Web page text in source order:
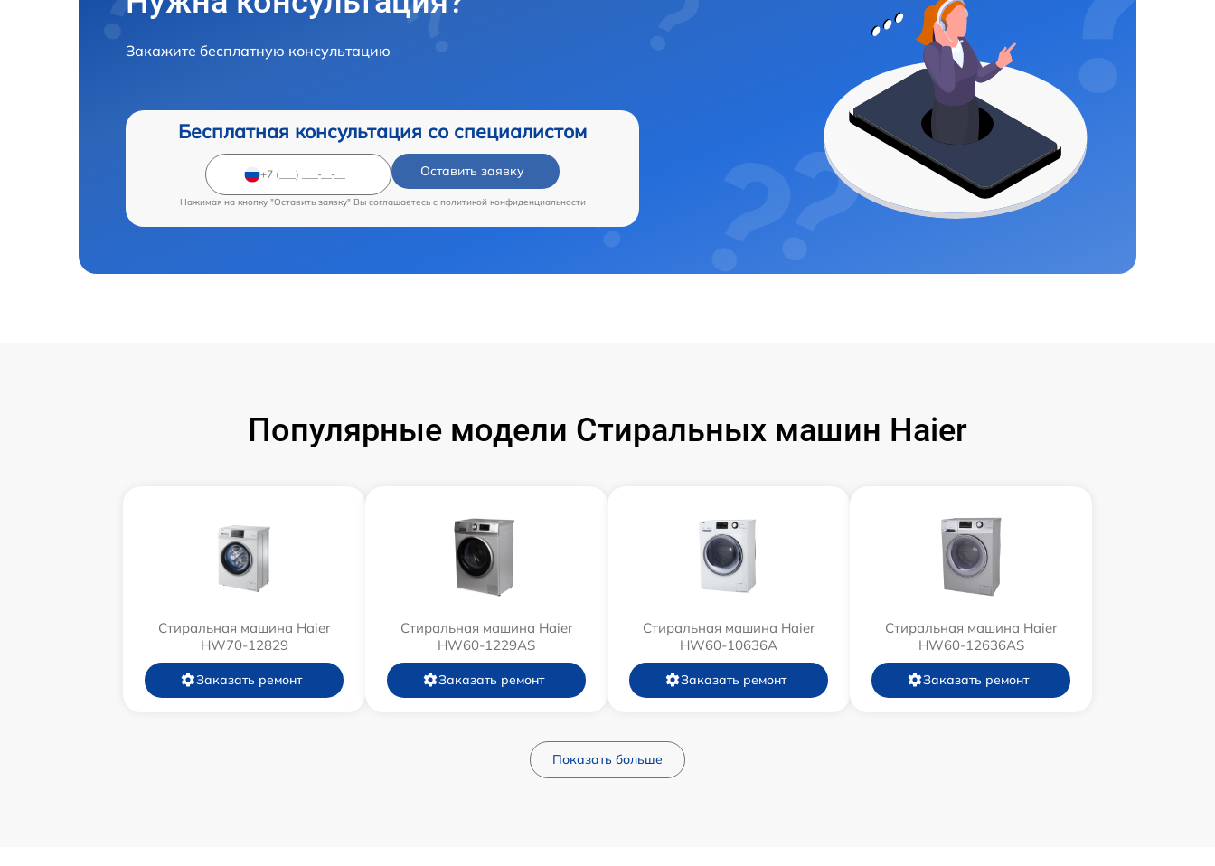
Закажите бесплатную консультацию
Бесплатная консультация со специалистом
Оставить заявку
Нажимая на кнопку "Оставить заявку" Вы соглашаетесь c политикой конфиденциальности
Популярные модели Стиральных машин Haier
Стиральная машина Haier
HW70-12829
Заказать ремонт
Стиральная машина Haier
HW60-1229AS
Заказать ремонт
Стиральная машина Haier
HW60-10636A
Заказать ремонт
Стиральная машина Haier
HW60-12636AS
Заказать ремонт
Показать больше